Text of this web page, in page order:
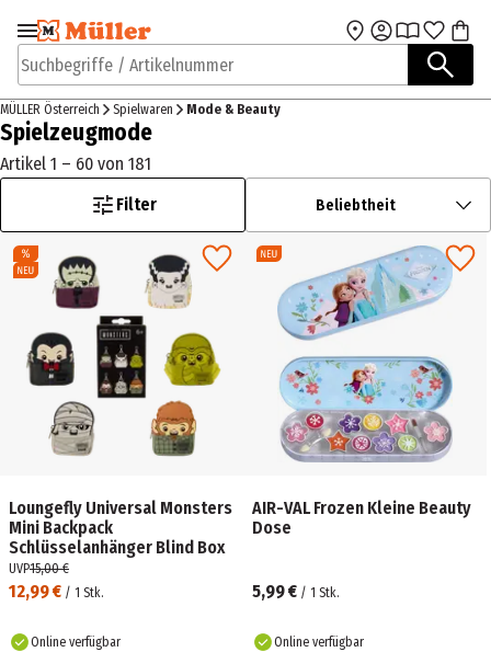
Zur Navigation
springen
Zum Hauptinhalt
Suchbegriffe / Artikelnummer
MÜLLER Österreich Spielwaren Mode & Beauty
Spielzeugmode
Artikel 1 – 60 von 181
Filter
Beliebtheit
Loungefly Universal Monsters
Mini Backpack
Schlüsselanhänger Blind Box
12,99 € / 1 Stk.
UVP15,00 €
Online verfügbar
AIR-VAL Frozen Kleine Beauty
Dose
5,99 € / 1 Stk.
Online verfügbar